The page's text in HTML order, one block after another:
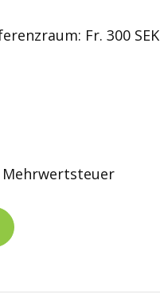
Fr. 300 SEK
Mehrwertsteuer